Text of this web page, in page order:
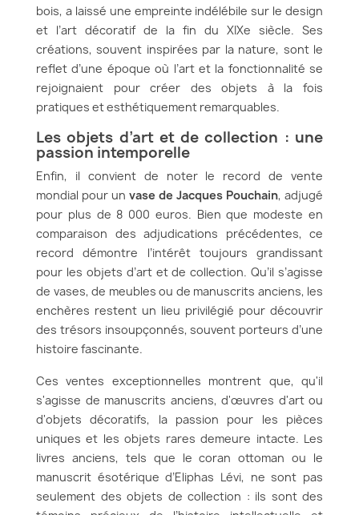
bois, a laissé une empreinte indélébile sur le design
et l’art décoratif de la fin du XIXe siècle. Ses
créations, souvent inspirées par la nature, sont le
reflet d’une époque où l’art et la fonctionnalité se
rejoignaient pour créer des objets à la fois
pratiques et esthétiquement remarquables.
Les objets d’art et de collection : une
passion intemporelle
Enfin, il convient de noter le record de vente
mondial pour un vase de Jacques Pouchain, adjugé
pour plus de 8 000 euros. Bien que modeste en
comparaison des adjudications précédentes, ce
record démontre l’intérêt toujours grandissant
pour les objets d’art et de collection. Qu’il s’agisse
de vases, de meubles ou de manuscrits anciens, les
enchères restent un lieu privilégié pour découvrir
des trésors insoupçonnés, souvent porteurs d’une
histoire fascinante.
Ces ventes exceptionnelles montrent que, qu'il
s'agisse de manuscrits anciens, d'œuvres d'art ou
d'objets décoratifs, la passion pour les pièces
uniques et les objets rares demeure intacte. Les
livres anciens, tels que le coran ottoman ou le
manuscrit ésotérique d’Eliphas Lévi, ne sont pas
seulement des objets de collection : ils sont des